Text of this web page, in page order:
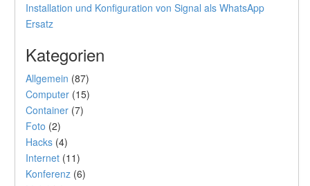
Installation und Konfiguration von Signal als WhatsApp
Ersatz
Kategorien
Allgemein (87)
Computer (15)
Container (7)
Foto (2)
Hacks (4)
Internet (11)
Konferenz (6)